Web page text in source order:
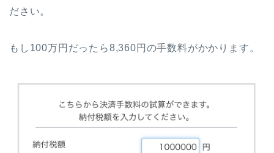
ださい。
もし100万円だったら8,360円の手数料がかかります。